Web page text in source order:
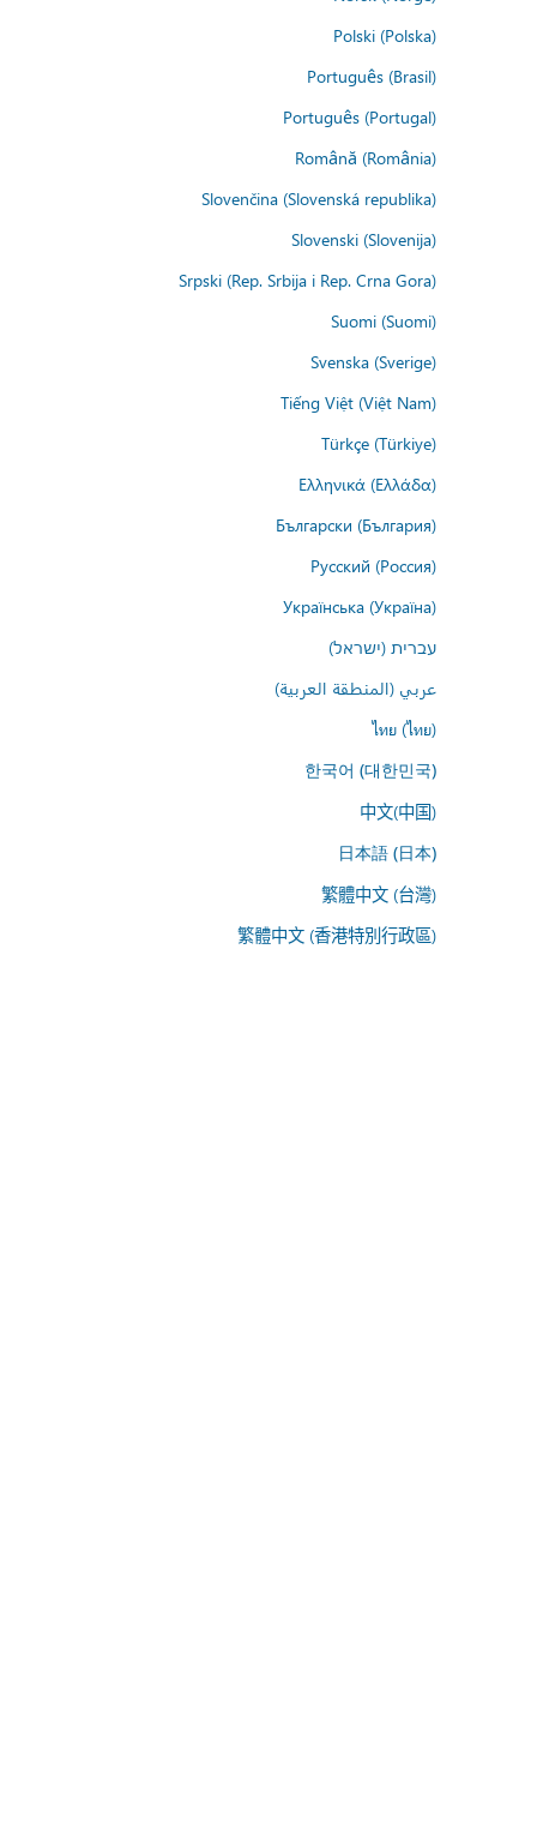
Polski (Polska)
Português (Brasil)
Português (Portugal)
Română (România)
Slovenčina (Slovenská republika)
Slovenski (Slovenija)
Srpski (Rep. Srbija i Rep. Crna Gora)
Suomi (Suomi)
Svenska (Sverige)
Tiếng Việt (Việt Nam)
Türkçe (Türkiye)
Ελληνικά (Ελλάδα)
Български (България)
Русский (Россия)
Українська (Україна)
עברית (ישראל)
عربي (المنطقة العربية)
ไทย (ไทย)
한국어 (대한민국)
中文(中国)
日本語 (日本)
繁體中文 (台灣)
繁體中文 (香港特別行政區)